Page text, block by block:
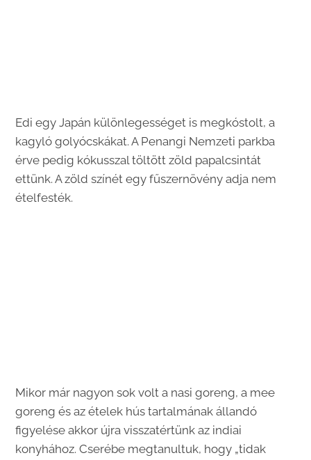
Edi egy Japán különlegességet is megkóstolt, a
kagyló golyócskákat. A Penangi Nemzeti parkba
érve pedig kókusszal töltött zöld papalcsintát
ettünk. A zöld színét egy fűszernövény adja nem
ételfesték.
Mikor már nagyon sok volt a nasi goreng, a mee
goreng és az ételek hús tartalmának állandó
figyelése akkor újra visszatértünk az indiai
konyhához. Cserébe megtanultuk, hogy „tidak